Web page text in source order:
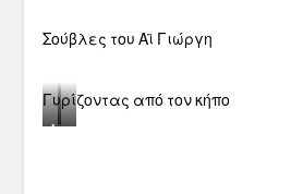
Σούβλες του Αϊ Γιώργη
Γυρίζοντας από τον κήπο
Μαζεύοντας
τιγανίζοντας